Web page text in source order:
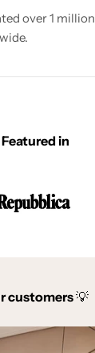
over 1 million
Featured in
customers💡